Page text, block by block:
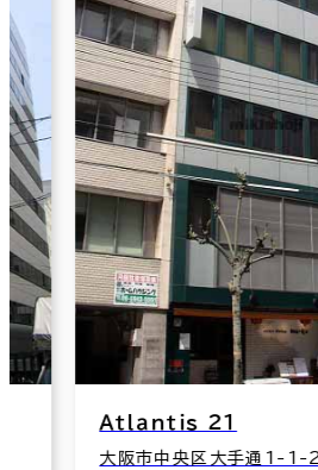
Ａｔｌａｎｔｉｓ ２１
大阪市中央区大手通1-1-